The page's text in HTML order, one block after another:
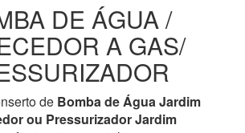
DE ÁGUA /
A GAS/
de Bomba de ÁguaJardim
ou PressurizadorJardim